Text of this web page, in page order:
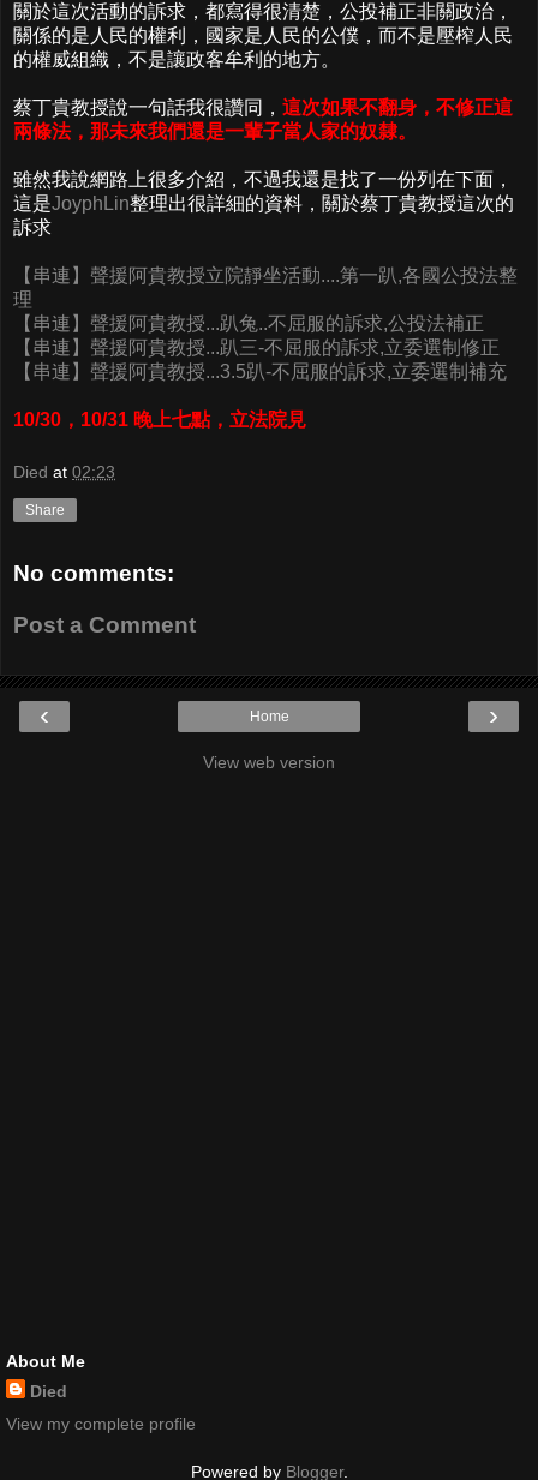
關於這次活動的訴求，都寫得很清楚，公投補正非關政治，
關係的是人民的權利，國家是人民的公僕，而不是壓榨人民
的權威組織，不是讓政客牟利的地方。
蔡丁貴教授說一句話我很讚同， 這次如果不翻身，不修正這
兩條法，那未來我們還是一輩子當人家的奴隸。
雖然我說網路上很多介紹，不過我還是找了一份列在下面，
這是JoyphLin整理出很詳細的資料，關於蔡丁貴教授這次的
訴求
【串連】聲援阿貴教授立院靜坐活動....第一趴,各國公投法整
理
【串連】聲援阿貴教授...趴兔..不屈服的訴求,公投法補正
【串連】聲援阿貴教授...趴三-不屈服的訴求,立委選制修正
【串連】聲援阿貴教授...3.5趴-不屈服的訴求,立委選制補充
10/30，10/31 晚上七點，立法院見
Died at 02:23
Share
No comments:
Post a Comment
‹ ›
Home
View web version
About Me
Died
View my complete profile
Powered by Blogger.